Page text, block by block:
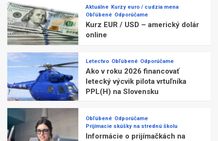
Aktuálne Kurzy euro / cudzia mena
Obľúbené Odporúčame
Kurz EUR / USD – americký dolár
online
Letectvo Obľúbené Odporúčame
Ako v roku 2026 financovať
letecký výcvik pilota vrtuľníka
PPL(H) na Slovensku
Obľúbené Odporúčame
Prijímacie skúšky na strednú školu
Informácie o prijímačkách na